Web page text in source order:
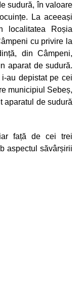
sudură, în valoare
La aceeași
Roșia
cu privire la
din Câmpeni,
aparat de sudură.
au depistat pe cei
municipiul Sebeș,
aparatul de sudură
față de cei trei
aspectul săvârșirii